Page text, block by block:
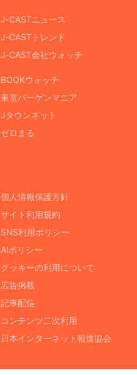
J-CASTニュース
J-CASTトレンド
J-CAST会社ウォッチ
BOOKウォッチ
東京バーゲンマニア
Jタウンネット
ゼロまる
個人情報保護方針
サイト利用規約
SNS利用ポリシー
AIポリシー
クッキーの利用について
広告掲載
記事配信
コンテンツ二次利用
日本インターネット報道協会